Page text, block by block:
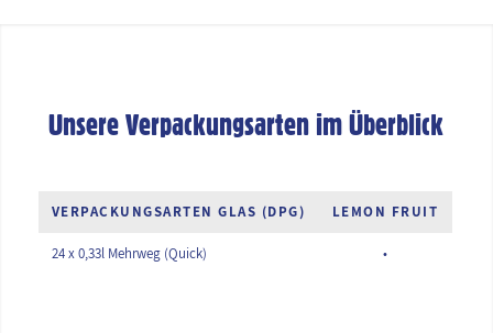
Unsere Verpackungsarten im Überblick
VERPACKUNGSARTEN GLAS (DPG) LEMON FRUIT
24 x 0,33l Mehrweg (Quick) •